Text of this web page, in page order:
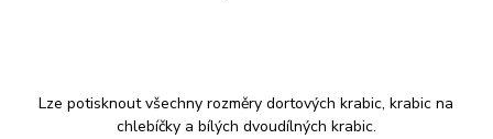
Lze potisknout všechny rozměry dortových krabic, krabic na
chlebíčky a bílých dvoudílných krabic.